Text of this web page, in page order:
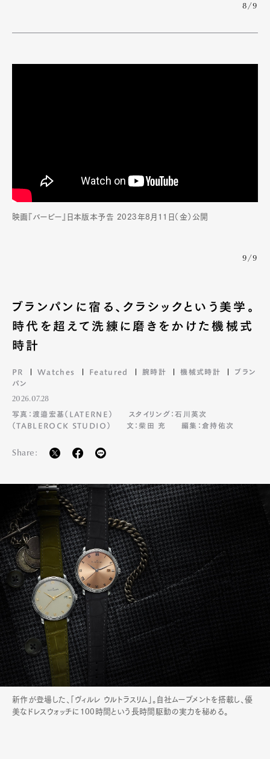
Pen Membership
Magazine
Official Columnist
About
Contact
Pen Meet
Pen international Pen tw
8/9
映画『バービー』日本版本予告 2023年8月11日（金）公開
9/9
ブランパンに宿る、クラシックという美学。
時代を超えて洗練に磨きをかけた機械式
時計
PR Watches Featured 腕時計 機械式時計
ブラン
パン
2026.07.28
写真：渡邉宏基（LATERNE）
スタイリング：石川英次
（TABLEROCK STUDIO）
文：柴田 充 編集：倉持佑次
Share:
新作が登場した、「ヴィルレ ウルトラスリム」。自社ムーブメントを搭載し、優
美なドレスウォッチに100時間という長時間駆動の実力を秘める。